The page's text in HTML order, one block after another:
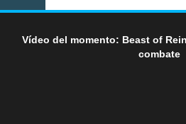
Vídeo del momento: Beast of
combate